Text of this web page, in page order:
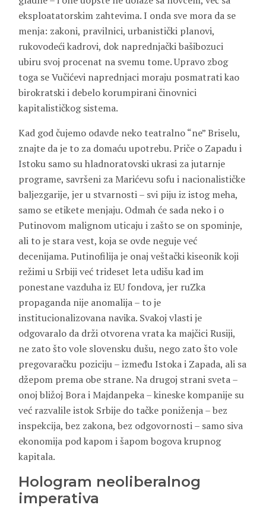
eksploatatorskim zahtevima. I onda sve mora da se
menja: zakoni, pravilnici, urbanistički planovi,
rukovodeći kadrovi, dok naprednjački bašibozuci
ubiru svoj procenat na svemu tome. Upravo zbog
toga se Vučićevi naprednjaci moraju posmatrati kao
birokratski i debelo korumpirani činovnici
kapitalističkog sistema.
Kad god čujemo odavde neko teatralno “ne” Briselu,
znajte da je to za domaću upotrebu. Priče o Zapadu i
Istoku samo su hladnoratovski ukrasi za jutarnje
programe, savršeni za Marićevu sofu i nacionalističke
baljezgarije, jer u stvarnosti – svi piju iz istog meha,
samo se etikete menjaju. Odmah će sada neko i o
Putinovom malignom uticaju i zašto se on spominje,
ali to je stara vest, koja se ovde neguje već
decenijama. Putinofilija je onaj veštački kiseonik koji
režimi u Srbiji već trideset leta udišu kad im
ponestane vazduha iz EU fondova, jer ruZka
propaganda nije anomalija – to je
institucionalizovana navika. Svakoj vlasti je
odgovaralo da drži otvorena vrata ka majčici Rusiji,
ne zato što vole slovensku dušu, nego zato što vole
pregovaračku poziciju – između Istoka i Zapada, ali sa
džepom prema obe strane. Na drugoj strani sveta –
onoj bližoj Bora i Majdanpeka – kineske kompanije su
već razvalile istok Srbije do tačke poniženja – bez
inspekcija, bez zakona, bez odgovornosti – samo siva
ekonomija pod kapom i šapom bogova krupnog
kapitala.
Hologram neoliberalnog
imperativa